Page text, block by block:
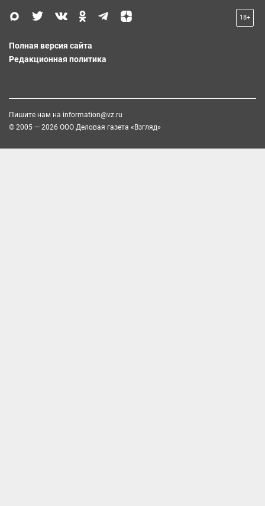
18+
Полная версия сайта
Редакционная политика
Пишите нам на information@vz.ru
© 2005 — 2026 ООО Деловая газета «Взгляд»